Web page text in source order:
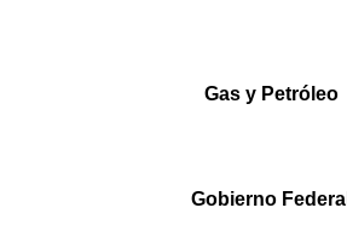
Gas y Petróleo
Gobierno Federal